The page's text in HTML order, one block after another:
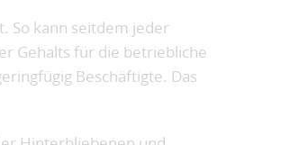
So kann seitdem jeder
Gehalts für die betriebliche
Beschäftigte. Das